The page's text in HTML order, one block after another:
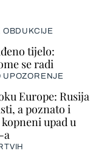
OBDUKCIJE
tijelo:
se radi
UPOZORENJE
Europe: Rusija
a poznato i
upad u
a